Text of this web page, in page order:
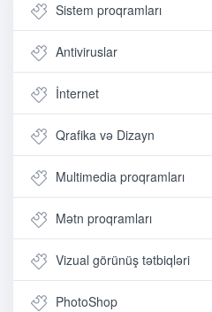
Sistem proqramları
Antiviruslar
İnternet
Qrafika və Dizayn
Multimedia proqramları
Mətn proqramları
Vizual görünüş tətbiqləri
PhotoShop